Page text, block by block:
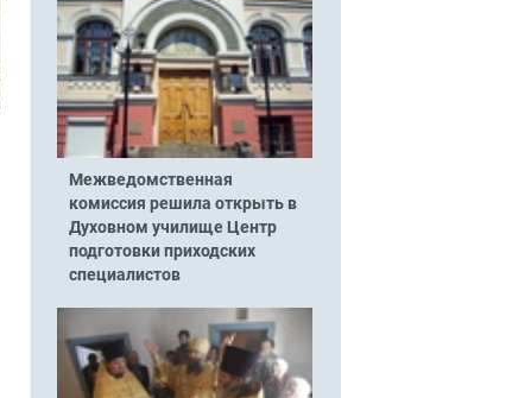
Межведомственная
комиссия решила открыть в
Духовном училище Центр
подготовки приходских
специалистов